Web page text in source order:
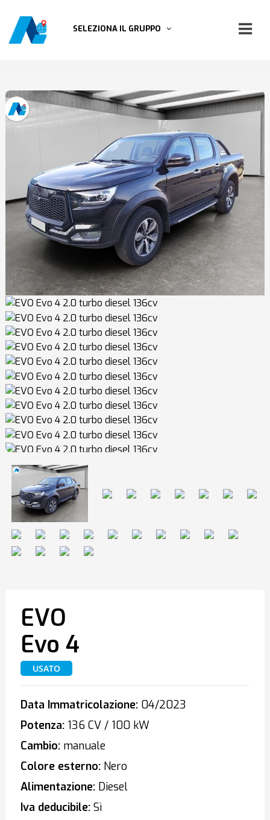
SELEZIONA IL GRUPPO
EVO
Evo 4
USATO
Data Immatricolazione:04/2023
Potenza:136 CV / 100 kW
Cambio:manuale
Colore esterno:Nero
Alimentazione:Diesel
Iva deducibile:Sì